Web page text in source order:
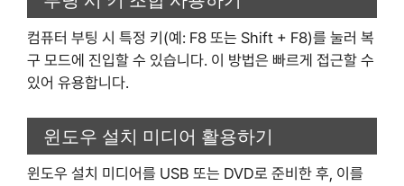
컴퓨터 부팅 시 특정 키(예: F8 또는 Shift + F8)를 눌러 복
구 모드에 진입할 수 있습니다. 이 방법은 빠르게 접근할 수
있어 유용합니다.
윈도우 설치 미디어 활용하기
윈도우 설치 미디어를 USB 또는 DVD로 준비한 후, 이를